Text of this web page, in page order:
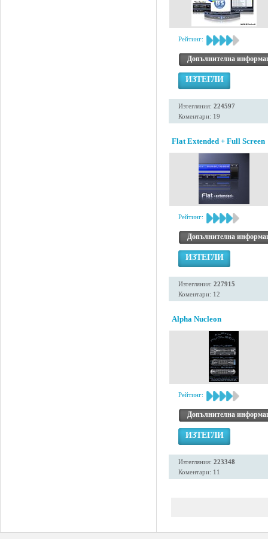
Рейтинг:
Допълнителна
ИЗТЕГЛИ
Изтегляния: 224597
Коментари: 19
Flat Extended + Full Screen
Рейтинг:
Допълнителна
ИЗТЕГЛИ
Изтегляния: 227915
Коментари: 12
Alpha Nucleon
Рейтинг:
Допълнителна
ИЗТЕГЛИ
Изтегляния: 223348
Коментари: 11